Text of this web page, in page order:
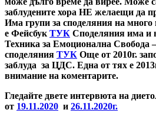
заблудените хора НЕ желаещи да
Има групи за споделяния на много
е Фейсбук ТУК Споделяния има и
Техника за Емоционална Свобода
споделяния ТУК Още от 2010г.
заблуда за ЦДС. Една от тях е
внимание на коментарите.
Гледайте двете интервюта на
от 19.11.2020 и 26.11.2020г.